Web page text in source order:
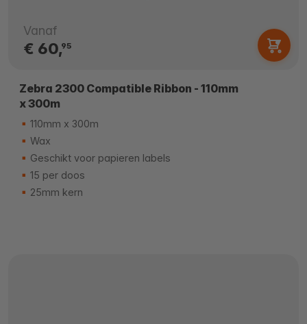
Vanaf
€ 60,95
Zebra 2300 Compatible Ribbon - 110mm
x 300m
110mm x 300m
Wax
Geschikt voor papieren labels
15 per doos
25mm kern